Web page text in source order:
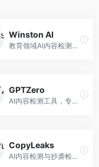
Winston AI
教育领域AI内容检测平台，专注于学术诚信。面向教育机构，提供AI内容检测、抄袭检测、报告生成等服务，教育适配性强。
GPTZero
AI内容检测工具，专注于AI生成文本识别。面向教育工作者和出版商，提供文本检测、批量分析、API接口等服务，检测准确率高。
CopyLeaks
AI内容检测与抄袭检测平台，专注于内容原创性验证。面向教育机构和出版商，提供AI检测、抄袭检测、多语言支持等服务，检测全面。